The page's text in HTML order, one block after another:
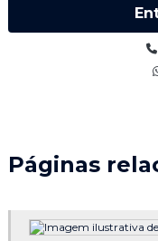
Catraca para
Cerca elétrica 100
Páginas